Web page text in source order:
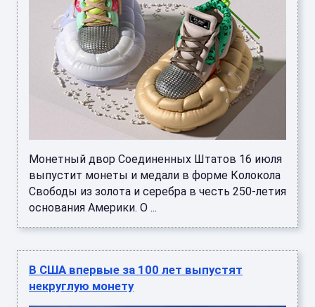
Монетный двор Соединенных Штатов 16 июля
выпустит монеты и медали в форме Колокола
Свободы из золота и серебра в честь 250-летия
основания Америки. О ...
В США впервые за 100 лет выпустят
некруглую монету